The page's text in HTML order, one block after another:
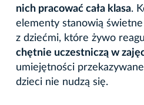
nich pracować cała klasa.
elementy stanowią
z dziećmi, które żywo
chętnie uczestniczą w
umiejętności
dzieci nie nudzą się.